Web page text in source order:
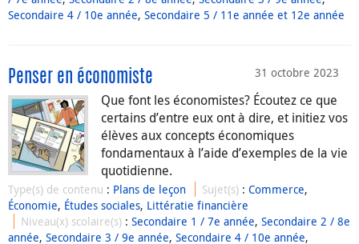
Secondaire 4 / 10e année, Secondaire 5 / 11e année et 12e année
31 octobre 2023
Penser en économiste
Que font les économistes? Écoutez ce que
certains d’entre eux ont à dire, et initiez vos
élèves aux concepts économiques
fondamentaux à l’aide d’exemples de la vie
quotidienne.
Type(s) de contenu : Plans de leçon Sujet(s) :Commerce,
Économie, Études sociales, Littératie financière
Niveau(x) scolaire(s) :Secondaire 1 / 7e année,Secondaire 2 / 8e
année, Secondaire 3 / 9e année, Secondaire 4 / 10e année,